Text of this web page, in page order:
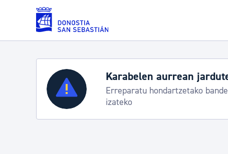
Eduki nagusira joan
Zerbitzuak
Errolda eta gai pertsonalak
Karabelen aurrean
Erreparatu hondartzetako
izateko